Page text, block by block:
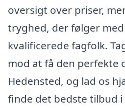
oversigt over priser,
tryghed, der følger
kvalificerede fagfolk.
mod at få den perfekte
Hedensted, og lad os
finde det bedste tilbud i